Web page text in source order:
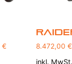
€ 8.472,00 €
inkl. MwSt.